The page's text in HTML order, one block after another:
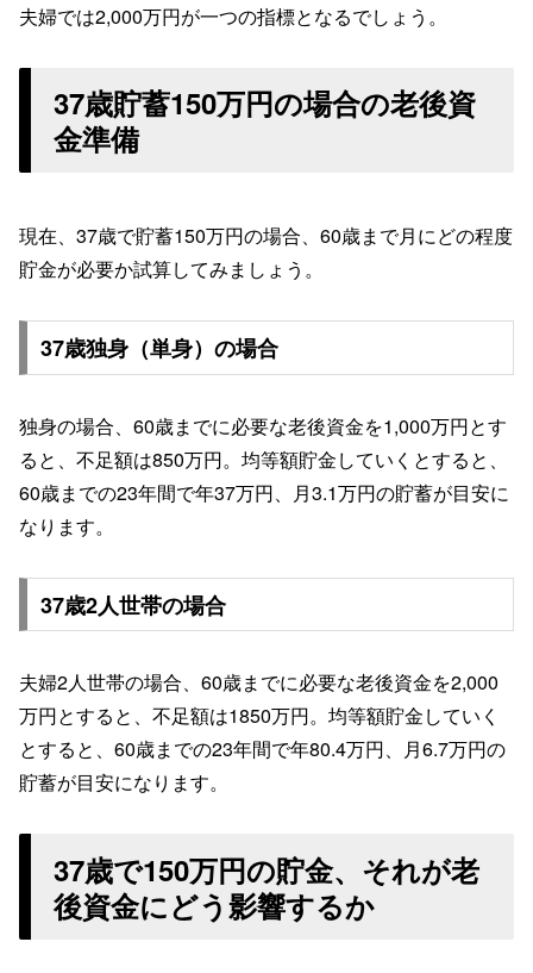
夫婦では2,000万円が一つの指標となるでしょう。
37歳貯蓄150万円の場合の老後資
金準備
現在、37歳で貯蓄150万円の場合、60歳まで月にどの程度
貯金が必要か試算してみましょう。
37歳独身（単身）の場合
独身の場合、60歳までに必要な老後資金を1,000万円とす
ると、不足額は850万円。均等額貯金していくとすると、
60歳までの23年間で年37万円、月3.1万円の貯蓄が目安に
なります。
37歳2人世帯の場合
夫婦2人世帯の場合、60歳までに必要な老後資金を2,000
万円とすると、不足額は1850万円。均等額貯金していく
とすると、60歳までの23年間で年80.4万円、月6.7万円の
貯蓄が目安になります。
37歳で150万円の貯金、それが老
後資金にどう影響するか